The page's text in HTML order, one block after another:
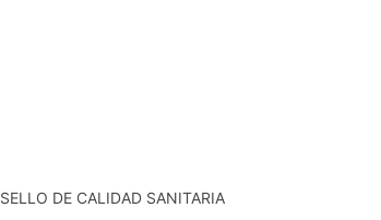
SELLO DE CALIDAD SANITARIA